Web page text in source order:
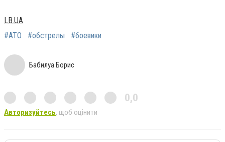
LB.UA
#АТО
#обстрелы #боевики
Бабилуа Борис
0,0
Авторизуйтесь, щоб оцінити